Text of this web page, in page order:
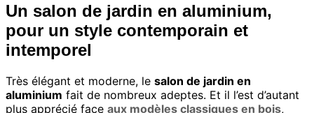
Un salon de jardin en aluminium,
pour un style contemporain et
intemporel
Très élégant et moderne, le salon de jardin en
aluminium fait de nombreux adeptes. Et il l’est d’autant
plus apprécié face aux modèles classiques en bois,